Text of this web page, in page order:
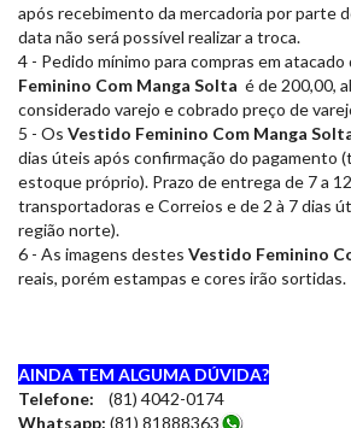
após recebimento da mercadoria por parte
data não será possível realizar a troca.
4 - Pedido mínimo para compras em
Feminino Com Manga Solta é de 200,00,
considerado varejo e cobrado preço de
5 - Os Vestido Feminino Com Manga
dias úteis após confirmação do pagamento
estoque próprio). Prazo de entrega de 7 a
transportadoras e Correios e de 2 à 7 dias
região norte).
6 - As imagens destes Vestido Feminino
reais, porém estampas e cores irão sortidas.
AINDA TEM ALGUMA DÚVIDA?
Telefone: (81) 4042-0174
Whatsapp: (81) 81888363